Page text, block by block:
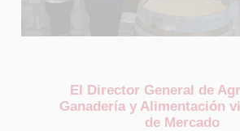
El Director General de
Ganadería y Alimentación
de Mercado